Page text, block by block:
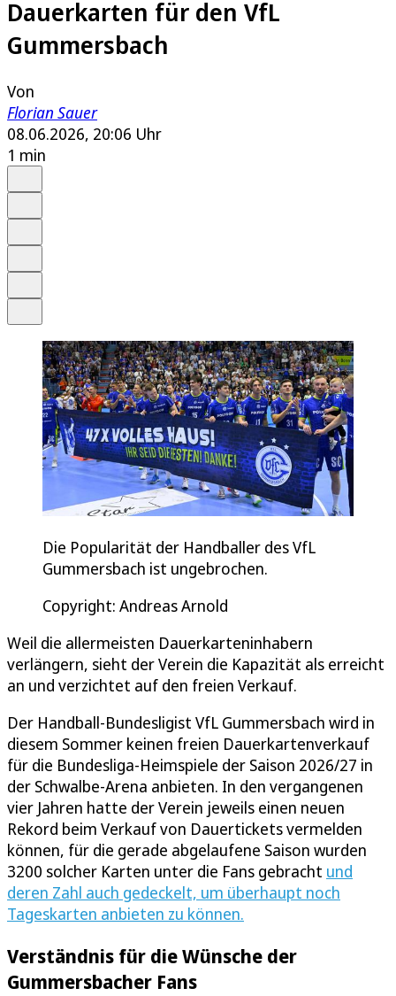
Dauerkarten für den VfL
Gummersbach
Von
Florian Sauer
08.06.2026, 20:06 Uhr
1 min
Die Popularität der Handballer des VfL
Gummersbach ist ungebrochen.
Copyright: Andreas Arnold
Weil die allermeisten Dauerkarteninhabern
verlängern, sieht der Verein die Kapazität als erreicht
an und verzichtet auf den freien Verkauf.
Der Handball-Bundesligist VfL Gummersbach wird in
diesem Sommer keinen freien Dauerkartenverkauf
für die Bundesliga-Heimspiele der Saison 2026/27 in
der Schwalbe-Arena anbieten. In den vergangenen
vier Jahren hatte der Verein jeweils einen neuen
Rekord beim Verkauf von Dauertickets vermelden
können, für die gerade abgelaufene Saison wurden
3200 solcher Karten unter die Fans gebracht und
deren Zahl auch gedeckelt, um überhaupt noch
Tageskarten anbieten zu können.
Verständnis für die Wünsche der
Gummersbacher Fans